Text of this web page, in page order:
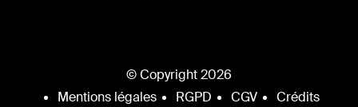
© Copyright 2026
Mentions légales
RGPD CGV Crédits